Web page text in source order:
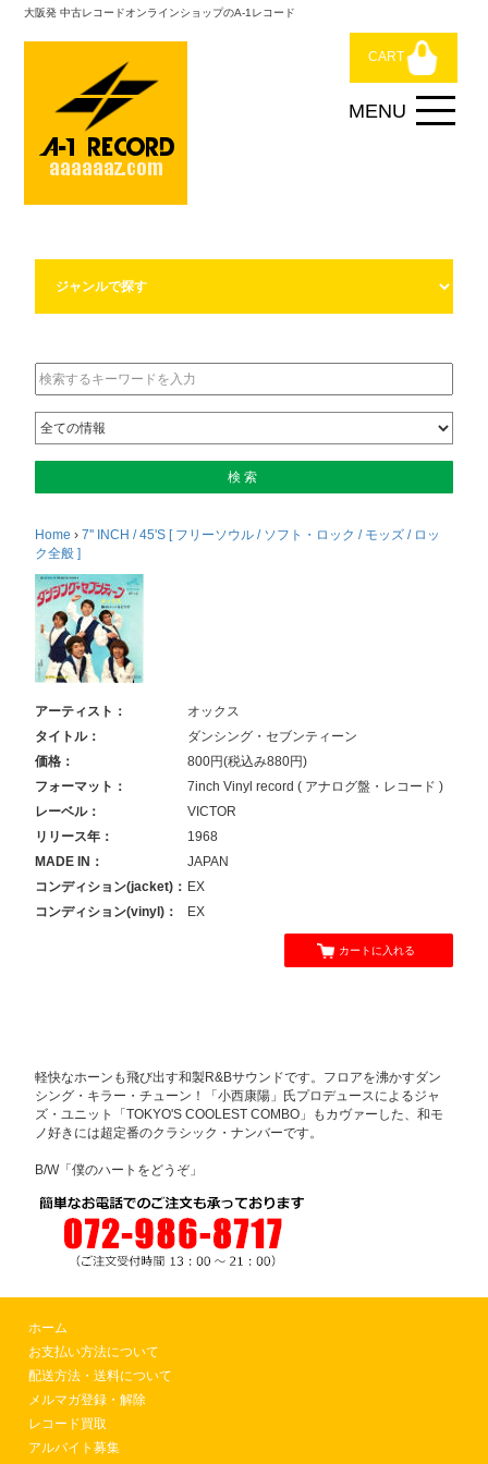
大阪発 中古レコードオンラインショップのA-1レコード
CART
Home ›7'' INCH / 45'S [ フリーソウル / ソフト・ロック / モッズ / ロッ
ク全般 ]
アーティスト：
オックス
タイトル：
ダンシング・セブンティーン
価格：
800円(税込み880円)
フォーマット：
7inch Vinyl record ( アナログ盤・レコード )
レーベル：
VICTOR
リリース年：
1968
MADE IN：
JAPAN
コンディション(jacket)： EX
コンディション(vinyl)：
EX
カートに入れる
軽快なホーンも飛び出す和製R&Bサウンドです。フロアを沸かすダン
シング・キラー・チューン！「小西康陽」氏プロデュースによるジャ
ズ・ユニット「TOKYO'S COOLEST COMBO」もカヴァーした、和モ
ノ好きには超定番のクラシック・ナンバーです。
B/W「僕のハートをどうぞ」
ホーム
お支払い方法について
配送方法・送料について
メルマガ登録・解除
レコード買取
アルバイト募集